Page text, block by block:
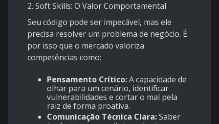
2. Soft Skills: O Valor Comportamental
Seu código pode ser impecável, mas ele
precisa resolver um problema de negócio. É
por isso que o mercado valoriza
competências como:
Pensamento Crítico:A capacidade de
olhar para um cenário, identificar
vulnerabilidades e cortar o mal pela
raiz de forma proativa.
Comunicação Técnica Clara:Saber